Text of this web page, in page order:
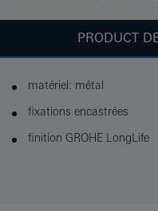
PRODUCT
matériel: métal
fixations encastrées
finition GROHE LongLife